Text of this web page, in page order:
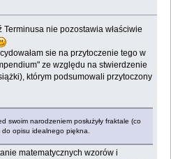
nie pozostawia właściwie
sie na przytoczenie tego w
ze względu na stwierdzenie
którym podsumowali przytoczony
swoim narodzeniem posłużyły fraktale (co
do opisu idealnego piękna.
matematycznych wzorów i